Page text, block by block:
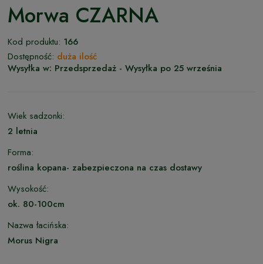
Morwa CZARNA
Kod produktu: 166
Dostępność: duża ilość
Wysyłka w: Przedsprzedaż - Wysyłka po 25 września
Wiek sadzonki:
2 letnia
Forma:
roślina kopana- zabezpieczona na czas dostawy
Wysokość:
ok. 80-100cm
Nazwa łacińska:
Morus Nigra